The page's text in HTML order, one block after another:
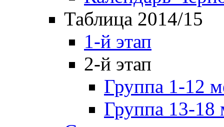
Таблица 2014/15
1-й этап
2-й этап
Группа 1-12
Группа 13-18